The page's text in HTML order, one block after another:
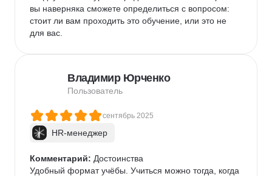
вы наверняка сможете определиться с вопросом:
стоит ли вам проходить это обучение, или это не
для вас.
Владимир Юрченко
Пользователь
сентябрь 2025
HR-менеджер
Комментарий: Достоинства
Удобный формат учёбы. Учиться можно тогда, когда